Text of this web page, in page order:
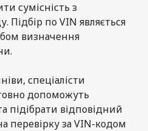
сумісність з
Підбір по VIN являється
визначення
спеціалісти
допоможуть
підібрати відповідний
перевірку за VIN-кодом